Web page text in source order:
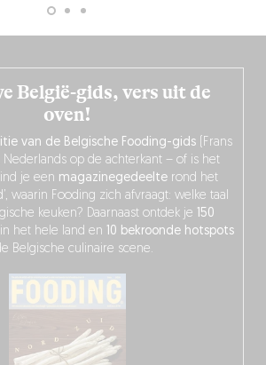
België-gids, vers uit de
oven!
van de Belgische Fooding-gids (Frans
op de achterkant – of is het
je een magazinegedeelte rond het
waarin Fooding zich afvraagt: welke taal
keuken? Daarnaast ontdek je 150
in het hele land en 10 bekroonde hotspots
Belgische culinaire scene.